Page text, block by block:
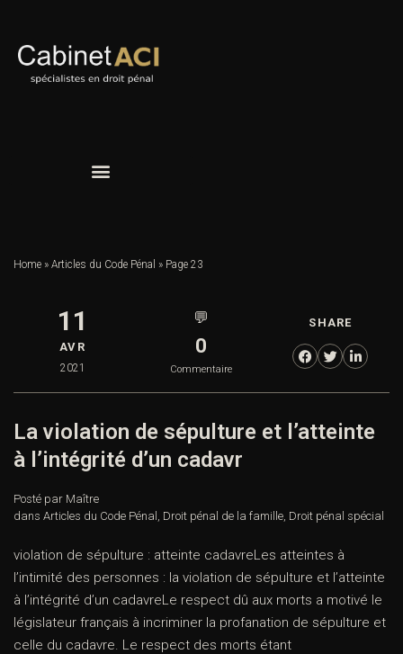
Home » Articles du Code Pénal » Page 23
11
AVR
2021
💬
0
Commentaire
SHARE
La violation de sépulture et l’atteinte
à l’intégrité d’un cadavr
Posté par Maître
dans Articles du Code Pénal , Droit pénal de la famille, Droit pénal spécial
violation de sépulture : atteinte cadavreLes atteintes à
l’intimité des personnes : la violation de sépulture et l’atteinte
à l’intégrité d’un cadavreLe respect dû aux morts a motivé le
législateur français à incriminer la profanation de sépulture et
celle du cadavre. Le respect des morts étant